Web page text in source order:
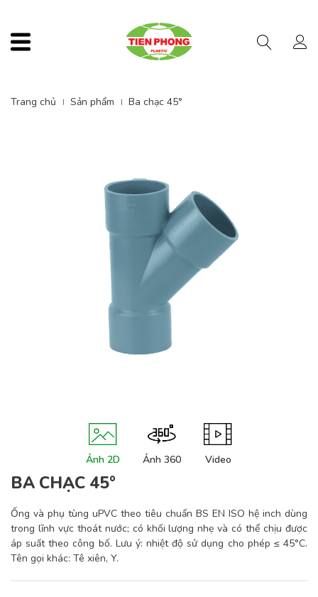
Trang chủ Sản phẩm Ba chạc 45°
Ảnh 2D Ảnh 360 Video
BA CHẠC 45°
Ống và phụ tùng uPVC theo tiêu chuẩn BS EN ISO hệ inch dùng
trong lĩnh vực thoát nước; có khối lượng nhẹ và có thể chịu được
áp suất theo công bố. Lưu ý: nhiệt độ sử dụng cho phép ≤ 45°C.
Tên gọi khác: Tê xiên, Y.